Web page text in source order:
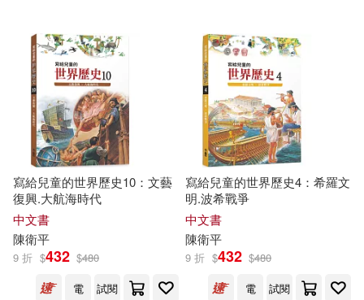
寫給兒童的世界歷史10：文藝
復興.大航海時代
中文書
陳衛平
9 折 $432 $480
電
試閱
寫給兒童的世界歷史4：希羅文
明.波希戰爭
中文書
陳衛平
9 折 $432 $480
電
試閱